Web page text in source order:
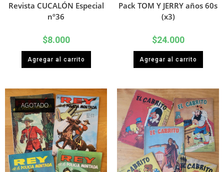
Revista CUCALÓN Especial
nº36
$8.000
Agregar al carrito
Pack TOM Y JERRY años 60s
(x3)
$24.000
Agregar al carrito
AGOTADO